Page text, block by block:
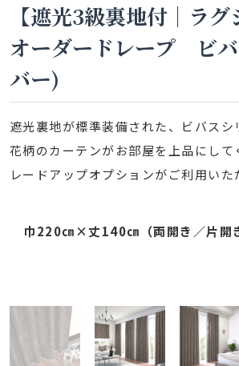
【遮光3級裏地付｜ラグ
オーダードレープ ビ
バー)
遮光裏地が標準装備された、ビバス
花柄のカーテンがお部屋を上品にし
レードアップオプションがご利用いた
巾220㎝×丈140㎝（両開き／片開